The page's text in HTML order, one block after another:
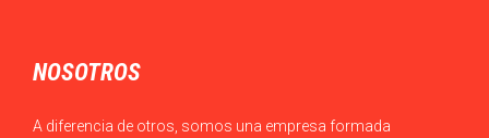
NOSOTROS
A diferencia de otros, somos una empresa formada